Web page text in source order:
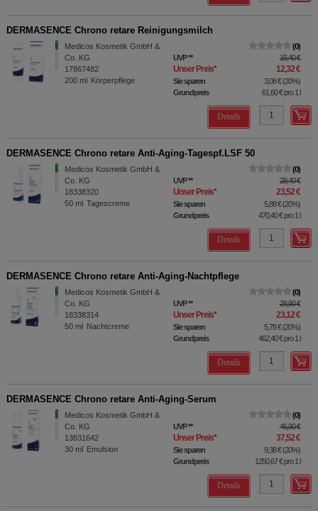
DERMASENCE Chrono retare Reinigungsmilch
Medicos Kosmetik GmbH &
Co. KG
17867482
200 ml Körperpflege
0
UVP** 15,40 €
Unser Preis* 12,32 €
Sie sparen 3,08 €(20%)
Grundpreis
61,60 €pro 1 l
Details
DERMASENCE Chrono retare Anti-Aging-Tagespf.LSF 50
Medicos Kosmetik GmbH &
Co. KG
18338320
50 ml Tagescreme
0
UVP** 29,40 €
Unser Preis* 23,52 €
Sie sparen 5,88 €(20%)
Grundpreis
470,40 €pro 1 l
Details
DERMASENCE Chrono retare Anti-Aging-Nachtpflege
Medicos Kosmetik GmbH &
Co. KG
18338314
50 ml Nachtcreme
0
UVP** 28,90 €
Unser Preis* 23,12 €
Sie sparen 5,78 €(20%)
Grundpreis
462,40 €pro 1 l
Details
DERMASENCE Chrono retare Anti-Aging-Serum
Medicos Kosmetik GmbH &
Co. KG
13831642
30 ml Emulsion
0
UVP** 46,90 €
Unser Preis* 37,52 €
Sie sparen 9,38 €(20%)
Grundpreis
1250,67 €pro 1 l
Details